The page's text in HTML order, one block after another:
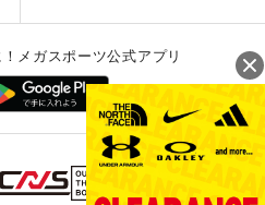
メガスポーツ公式アプリ